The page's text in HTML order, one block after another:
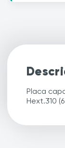
Placa
Hext.310